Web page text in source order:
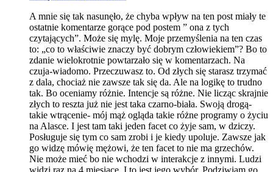
A mnie się tak nasunęło, że chyba wpływ na ten post miały te
ostatnie komentarze gorące pod postem ” ona z tych
czytających”. Może się mylę. Moje przemyślenia na ten czas
to: „co to właściwie znaczy być dobrym człowiekiem”? Bo to
zdanie wielokrotnie powtarzało się w komentarzach. Na
czuja-wiadomo. Przeczuwasz to. Od złych się starasz trzymać
z dala, chociaż nie zawsze tak się da. Ale na logikę to trudno
tak. Bo oceniamy różnie. Intencje są różne. Nie licząc skrajnie
złych to reszta już nie jest taka czarno-biała. Swoją drogą-
takie wtrącenie- mój mąż ogląda takie różne programy o życiu
na Alasce. I jest tam taki jeden facet co żyje sam, w dziczy.
Posługuje się tym co sam zrobi i je kiedy upoluje. Zawsze jak
go widzę mówię mężowi, że ten facet to nie ma grzechów.
Nie może mieć bo nie wchodzi w interakcje z innymi. Ludzi
widzi raz na 4 miesiące. I to jest jego wybór. Podziwiam go.